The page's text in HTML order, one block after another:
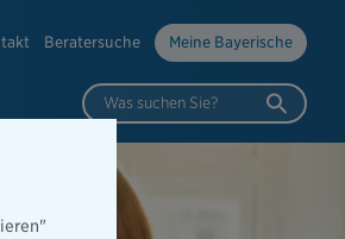
Beratersuche Meine Bayerische
Was suchen Sie?